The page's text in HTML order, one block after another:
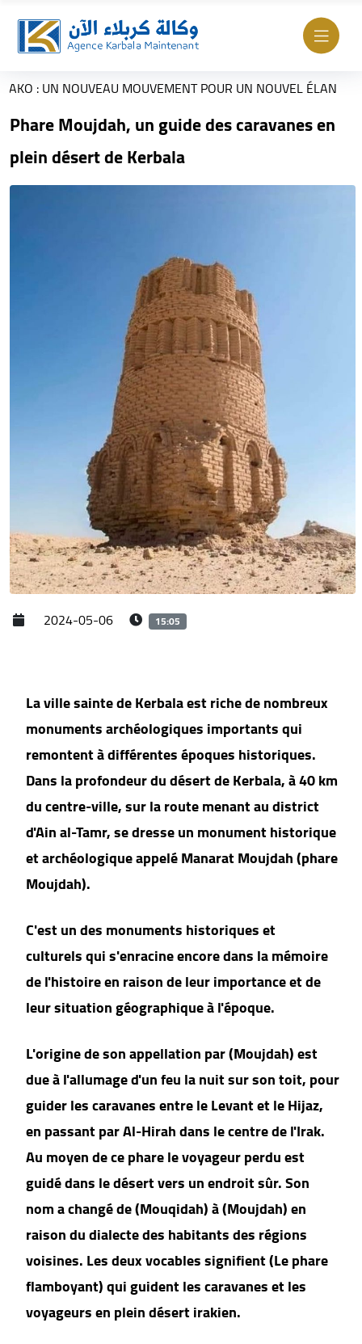
MOUVEMENT POUR UN NOUVEL ÉLAN
Phare Moujdah, un guide des caravanes en
plein désert de Kerbala
2024-05-06 15:05
La ville sainte de Kerbala est riche de nombreux
monuments archéologiques importants qui
remontent à différentes époques historiques.
Dans la profondeur du désert de Kerbala, à 40 km
du centre-ville, sur la route menant au district
d'Ain al-Tamr, se dresse un monument historique
et archéologique appelé Manarat Moujdah (phare
Moujdah).
C'est un des monuments historiques et
culturels qui s'enracine encore dans la mémoire
de l'histoire en raison de leur importance et de
leur situation géographique à l'époque.
L'origine de son appellation par (Moujdah) est
due à l'allumage d'un feu la nuit sur son toit, pour
guider les caravanes entre le Levant et le Hijaz,
en passant par Al-Hirah dans le centre de l'Irak.
Au moyen de ce phare le voyageur perdu est
guidé dans le désert vers un endroit sûr. Son
nom a changé de (Mouqidah) à (Moujdah) en
raison du dialecte des habitants des régions
voisines. Les deux vocables signifient (Le phare
flamboyant) qui guident les caravanes et les
voyageurs en plein désert irakien.